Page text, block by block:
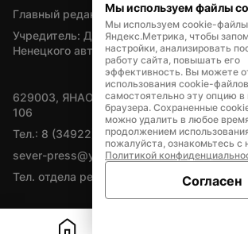
Главный редактор — А.Л. Поздеев
Учредитель: Департамент внутренней
Ненецкого автономного округа
629003, ЯНАО, Салехард, мкр. Богдана
106
Тел.: 8 (34922) 71262
sever-press@yamal-media.ru
Тел. отдела рекламы: 8 (34922) 42728
Мы используем файлы
Мы используем cookie-файлы
Яндекс.Метрика, чтобы
настройки, анализировать
работу сайта, повышать его
эффективность. Вы можете
использования cookie-
самостоятельно эту опцию в
браузера. Сохраненные
можно удалить в любое
продолжением
пожалуйста, ознакомьтесь с
Политикой
Согласен